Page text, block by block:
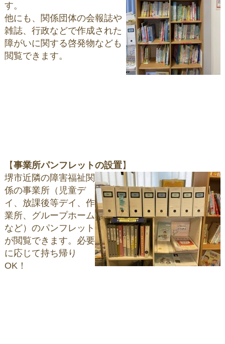
す。
他にも、関係団体の会報誌や
雑誌、行政などで作成された
障がいに関する啓発物なども
閲覧できます。
【事業所パンフレットの設置】
堺市近隣の障害福祉関
係の事業所（児童デ
イ、放課後等デイ、作
業所、グループホーム
など）のパンフレット
が閲覧できます。必要
に応じて持ち帰り
OK！